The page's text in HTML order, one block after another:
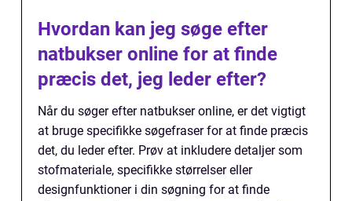
Hvordan kan jeg søge efter
natbukser online for at finde
præcis det, jeg leder efter?
Når du søger efter natbukser online, er det vigtigt
at bruge specifikke søgefraser for at finde præcis
det, du leder efter. Prøv at inkludere detaljer som
stofmateriale, specifikke størrelser eller
designfunktioner i din søgning for at finde